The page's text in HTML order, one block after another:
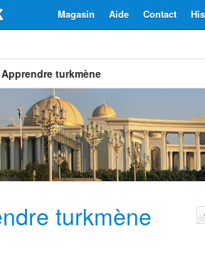
Contact
Aide
Magasin
Apprendre turkmène
turkmène